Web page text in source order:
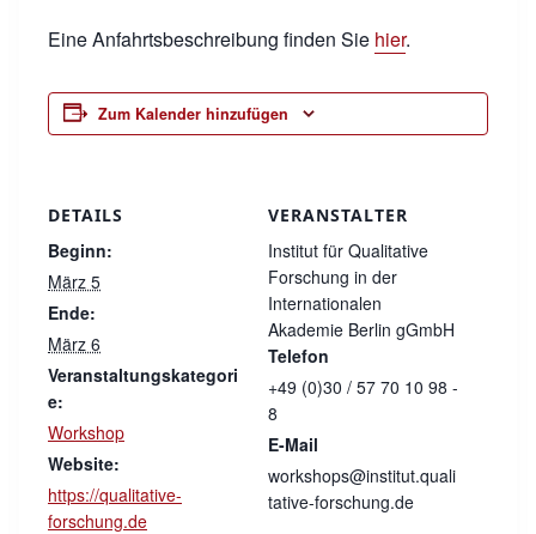
Eine Anfahrtsbeschreibung finden Sie hier.
Zum Kalender hinzufügen
DETAILS
Beginn:
März 5
Ende:
März 6
Veranstaltungskategori
e:
Workshop
Website:
https://qualitative-
forschung.de
VERANSTALTER
Institut für Qualitative
Forschung in der
Internationalen
Akademie Berlin gGmbH
Telefon
+49 (0)30 / 57 70 10 98 -
8
E-Mail
workshops@institut.quali
tative-forschung.de